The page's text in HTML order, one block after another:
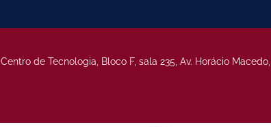
Centro de Tecnologia, Bloco F, sala 235, Av. Horácio